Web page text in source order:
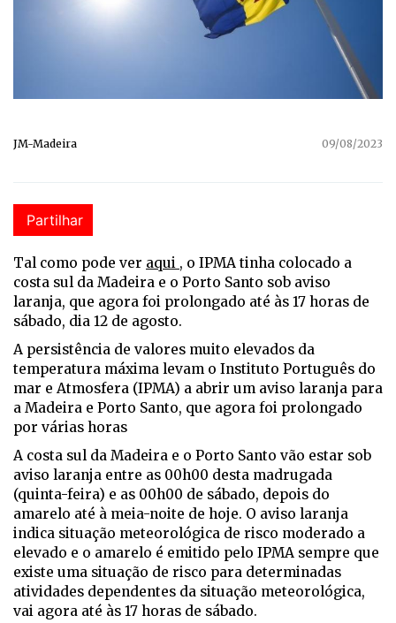
JM-Madeira 09/08/2023
Partilhar
Tal como pode ver aqui , o IPMA tinha colocado a
costa sul da Madeira e o Porto Santo sob aviso
laranja, que agora foi prolongado até às 17 horas de
sábado, dia 12 de agosto.
A persistência de valores muito elevados da
temperatura máxima levam o Instituto Português do
mar e Atmosfera (IPMA) a abrir um aviso laranja para
a Madeira e Porto Santo, que agora foi prolongado
por várias horas
A costa sul da Madeira e o Porto Santo vão estar sob
aviso laranja entre as 00h00 desta madrugada
(quinta-feira) e as 00h00 de sábado, depois do
amarelo até à meia-noite de hoje. O aviso laranja
indica situação meteorológica de risco moderado a
elevado e o amarelo é emitido pelo IPMA sempre que
existe uma situação de risco para determinadas
atividades dependentes da situação meteorológica,
vai agora até às 17 horas de sábado.